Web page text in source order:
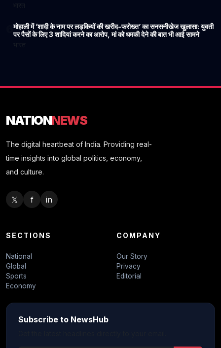
6मोहाली में ‘शादी के नाम पर लड़कियों की खरीद-फरोख्त’ का सनसनीखेज खुलासा: युवती
पर पैसों के लिए 3 शादियां करने का आरोप, मां को धमकी देने की बात भी आई सामने
NATIONNEWS
The digital heartbeat of India. Providing real-
time insights into global politics, economy,
and culture.
𝕏 f in
SECTIONS
National
Global
Sports
Economy
COMPANY
Our Story
Privacy
Editorial
Subscribe to NewsHub